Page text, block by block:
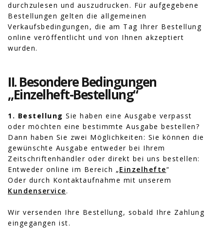
durchzulesen und auszudrucken. Für aufgegebene
Bestellungen gelten die allgemeinen
Verkaufsbedingungen, die am Tag Ihrer Bestellung
online veröffentlicht und von Ihnen akzeptiert
wurden.
II. Besondere Bedingungen
„Einzelheft-Bestellung“
1. Bestellung Sie haben eine Ausgabe verpasst
oder möchten eine bestimmte Ausgabe bestellen?
Dann haben Sie zwei Möglichkeiten: Sie können die
gewünschte Ausgabe entweder bei Ihrem
Zeitschriftenhändler oder direkt bei uns bestellen:
Entweder online im Bereich „Einzelhefte“
Oder durch Kontaktaufnahme mit unserem
Kundenservice.
Wir versenden Ihre Bestellung, sobald Ihre Zahlung
eingegangen ist.